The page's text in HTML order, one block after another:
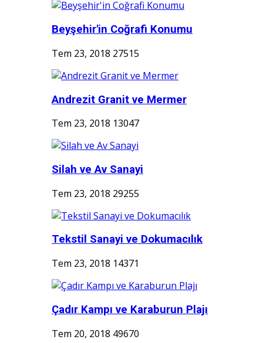
Beyşehir'in Coğrafi Konumu
Tem 23, 2018 27515
Andrezit Granit ve Mermer
Tem 23, 2018 13047
Silah ve Av Sanayi
Tem 23, 2018 29255
Tekstil Sanayi ve Dokumacılık
Tem 23, 2018 14371
Çadır Kampı ve Karaburun Plajı
Tem 20, 2018 49670